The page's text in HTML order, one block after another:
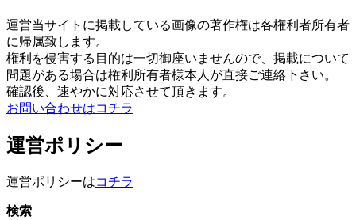
運営当サイトに掲載している画像の著作権は各権利者所有者
に帰属致します。
権利を侵害する目的は一切御座いませんので、掲載について
問題がある場合は権利所有者様本人が直接ご連絡下さい。
確認後、速やかに対応させて頂きます。
お問い合わせはコチラ
運営ポリシー
運営ポリシーはコチラ
検索